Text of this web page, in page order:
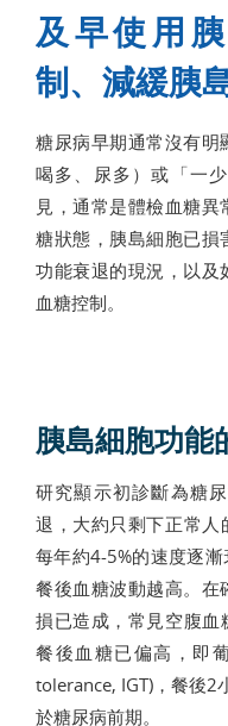
及早使用
制、減緩胰
糖尿病早期通常沒有明
喝多、尿多）或「一
見，通常是體檢血糖
糖狀態，胰島細胞已
功能衰退的現況，以及
血糖控制。
胰島細胞功能
研究顯示初診斷為糖
退，大約只剩下正常人
每年約4-5%的速度逐
餐後血糖波動越高。在
損已造成，常見空腹
餐後血糖已偏高，即
tolerance, IGT)，餐後
於糖尿病前期。